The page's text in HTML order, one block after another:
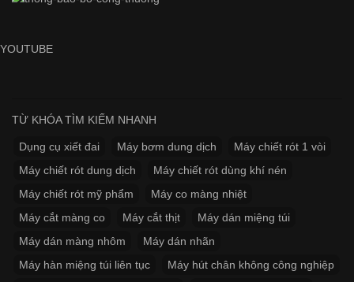
YOUTUBE
TỪ KHÓA TÌM KIẾM NHANH
Dụng cụ xiết đai Máy bơm dung dịch
Máy chiết rót 1 vòi
Máy chiết rót dung dịch
Máy chiết rót dùng khí nén
Máy chiết rót mỹ phẩm
Máy co màng nhiệt
Máy cắt màng co
Máy cắt thịt
Máy dán miệng túi
Máy dán màng nhôm
Máy dán nhãn
Máy hàn miệng túi liên tục
Máy hút chân không công nghiệp